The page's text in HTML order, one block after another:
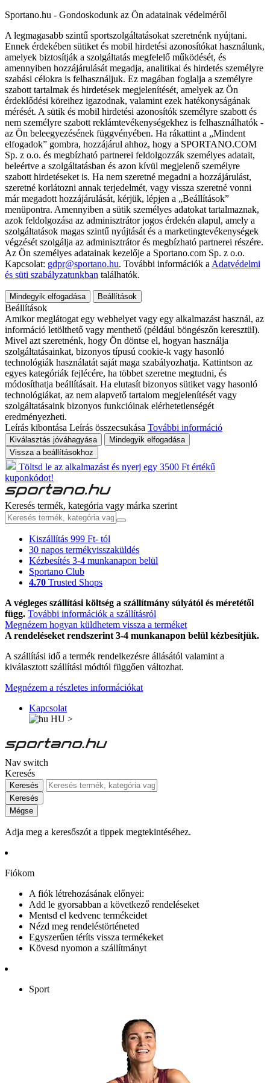
Sportano.hu - Gondoskodunk az Ön adatainak védelméről
A legmagasabb szintű sportszolgáltatásokat szeretnénk nyújtani.
Ennek érdekében sütiket és mobil hirdetési azonosítókat használunk,
amelyek biztosítják a szolgáltatás megfelelő működését, és
amennyiben hozzájárulását megadja, analitikai és hirdetés személyre
szabási célokra is felhasználjuk. Ez magában foglalja a személyre
szabott tartalmak és hirdetések megjelenítését, amelyek az Ön
érdeklődési köreihez igazodnak, valamint ezek hatékonyságának
mérését. A sütik és mobil hirdetési azonosítók személyre szabott és
nem személyre szabott reklámtevékenységekhez is felhasználhatók -
az Ön beleegyezésének függvényében. Ha rákattint a „Mindent
elfogadok” gombra, hozzájárul ahhoz, hogy a SPORTANO.COM
Sp. z o.o. és megbízható partnerei feldolgozzák személyes adatait,
beleértve a szolgáltatásban és azon kívül megjelenő személyre
szabott hirdetéseket is. Ha nem szeretné megadni a hozzájárulást,
szeretné korlátozni annak terjedelmét, vagy vissza szeretné vonni
már megadott hozzájárulását, kérjük, lépjen a „Beállítások”
menüpontra. Amennyiben a sütik személyes adatokat tartalmaznak,
azok feldolgozása az adminisztrátor jogos érdekén alapul, amely a
szolgáltatások magas szintű nyújtását és a marketingtevékenységek
végzését szolgálja az adminisztrátor és megbízható partnerei részére.
Az Ön személyes adatainak kezelője a Sportano.com Sp. z o.o.
Kapcsolat: gdpr@sportano.hu. További információk a Adatvédelmi
és süti szabályzatunkban találhatók.
Mindegyik elfogadása Beállítások
Beállítások
Amikor meglátogat egy webhelyet vagy egy alkalmazást használ, az
információ letölthető vagy menthető (például böngészőn keresztül).
Mivel azt szeretnénk, hogy Ön döntse el, hogyan használja
szolgáltatásainkat, bizonyos típusú cookie-k vagy hasonló
technológiák használatát saját maga szabályozhatja. Kattintson az
egyes kategóriák fejlécére, ha többet szeretne megtudni, és
módosíthatja beállításait. Ha elutasít bizonyos sütiket vagy hasonló
technológiákat, az nem alapvető tartalom megjelenítését vagy
szolgáltatásaink bizonyos funkcióinak elérhetetlenségét
eredményezheti.
Leírás kibontása Leírás összecsukása További információ
Kiválasztás jóváhagyása
Mindegyik elfogadása
Vissza a beállításokhoz
Töltsd le az alkalmazást és nyerj egy 3500 Ft értékű
kuponkódot!
Keresés termék, kategória vagy márka szerint
Kiszállítás 999 Ft- tól
30 napos termékvisszaküldés
Kézbesítés 3-4 munkanapon belül
Sportano Club
4.70 Trusted Shops
A végleges szállítási költség a szállítmány súlyától és méretétől
függ. További információk a szállításról
Megnézem hogyan küldhetem vissza a terméket
A rendeléseket rendszerint 3-4 munkanapon belül kézbesítjük.
A szállítási idő a termék rendelkezésre állásától valamint a
kiválasztott szállítási módtól függően változhat.
Megnézem a részletes információkat
Kapcsolat
HU >
Nav switch
Keresés
Keresés
Keresés
Mégse
Adja meg a keresőszót a tippek megtekintéséhez.
Fiókom
A fiók létrehozásának előnyei:
Add le gyorsabban a következő rendeléseket
Mentsd el kedvenc termékeidet
Nézd meg rendeléstörténeted
Egyszerűen téríts vissza termékeket
Kövesd nyomon a szállítmányt
Sport